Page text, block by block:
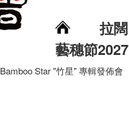
拉闊
藝穗節2027
Bamboo Star "竹星" 專輯發佈會